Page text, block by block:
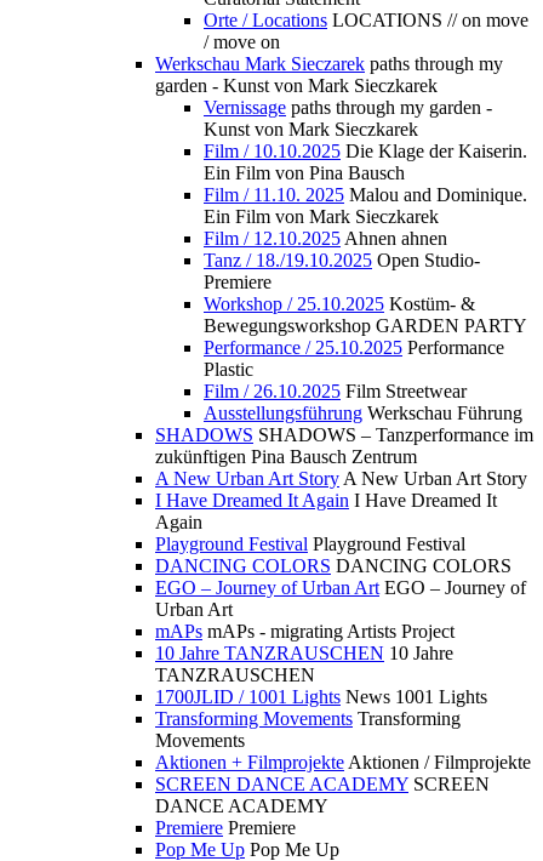
Orte / Locations LOCATIONS // on move
/ move on
Werkschau Mark Sieczarek paths through my
garden - Kunst von Mark Sieczkarek
Vernissage paths through my garden -
Kunst von Mark Sieczkarek
Film / 10.10.2025 Die Klage der Kaiserin.
Ein Film von Pina Bausch
Film / 11.10. 2025 Malou and Dominique.
Ein Film von Mark Sieczkarek
Film / 12.10.2025 Ahnen ahnen
Tanz / 18./19.10.2025 Open Studio-
Premiere
Workshop / 25.10.2025 Kostüm- &
Bewegungsworkshop GARDEN PARTY
Performance / 25.10.2025 Performance
Plastic
Film / 26.10.2025 Film Streetwear
Ausstellungsführung Werkschau Führung
SHADOWS SHADOWS – Tanzperformance im
zukünftigen Pina Bausch Zentrum
A New Urban Art Story A New Urban Art Story
I Have Dreamed It Again I Have Dreamed It
Again
Playground Festival Playground Festival
DANCING COLORS DANCING COLORS
EGO – Journey of Urban Art EGO – Journey of
Urban Art
mAPs mAPs - migrating Artists Project
10 Jahre TANZRAUSCHEN 10 Jahre
TANZRAUSCHEN
1700JLID / 1001 Lights News 1001 Lights
Transforming Movements Transforming
Movements
Aktionen + Filmprojekte Aktionen / Filmprojekte
SCREEN DANCE ACADEMY SCREEN
DANCE ACADEMY
Premiere Premiere
Pop Me Up Pop Me Up